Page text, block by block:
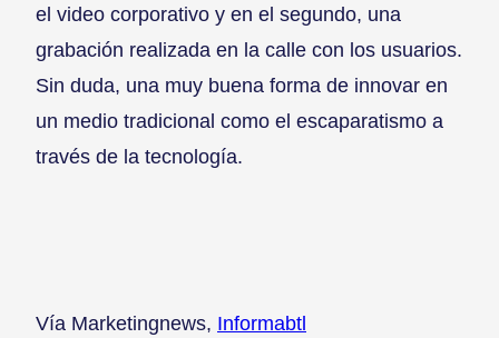
el video corporativo y en el segundo, una
grabación realizada en la calle con los usuarios.
Sin duda, una muy buena forma de innovar en
un medio tradicional como el escaparatismo a
través de la tecnología.
Vía Marketingnews, Informabtl